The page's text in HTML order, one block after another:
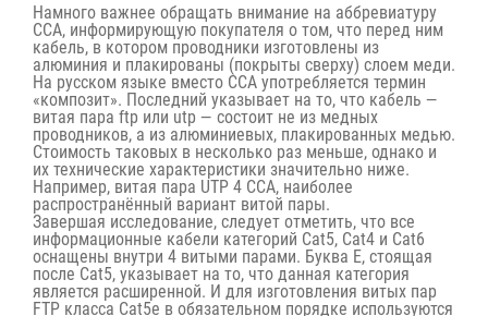
Намного важнее обращать внимание на аббревиатуру
CCA, информирующую покупателя о том, что перед ним
кабель, в котором проводники изготовлены из
алюминия и плакированы (покрыты сверху) слоем меди.
На русском языке вместо CCA употребляется термин
«композит». Последний указывает на то, что кабель —
витая пара ftp или utp — состоит не из медных
проводников, а из алюминиевых, плакированных медью.
Стоимость таковых в несколько раз меньше, однако и
их технические характеристики значительно ниже.
Например, витая пара UTP 4 CCA, наиболее
распространённый вариант витой пары.
Завершая исследование, следует отметить, что все
информационные кабели категорий Cat5, Cat4 и Cat6
оснащены внутри 4 витыми парами. Буква E, стоящая
после Cat5, указывает на то, что данная категория
является расширенной. И для изготовления витых пар
FTP класса Cat5e в обязательном порядке используются